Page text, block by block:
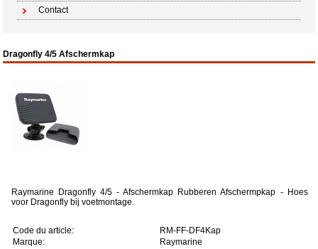
Contact
Dragonfly 4/5 Afschermkap
Raymarine Dragonfly 4/5 - Afschermkap Rubberen Afschermpkap - Hoes
voor Dragonfly bij voetmontage.
Code du article:
RM-FF-DF4Kap
Marque:
Raymarine